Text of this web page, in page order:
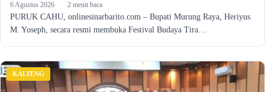
6 Agustus 2026 · 2 menit baca
PURUK CAHU, onlinesinarbarito.com – Bupati Murung Raya, Heriyus
M. Yoseph, secara resmi membuka Festival Budaya Tira…
KALTENG